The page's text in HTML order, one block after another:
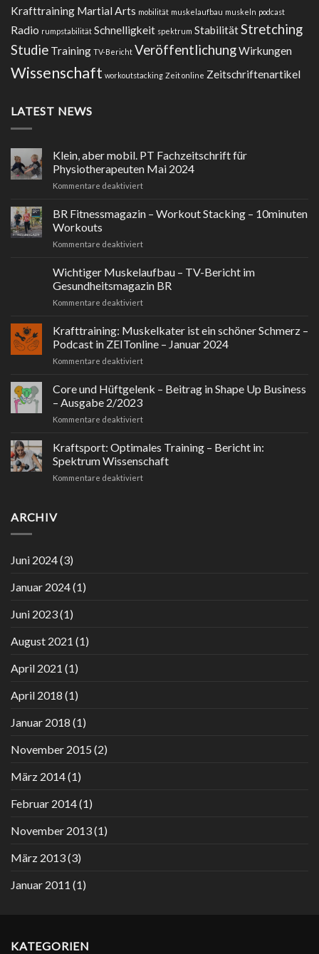
Krafttraining Martial Arts mobilität muskelaufbau muskeln podcast
Radio rumpstabilität Schnelligkeit spektrum StabilitätStretching
Studie Training TV-Bericht VeröffentlichungWirkungen
Wissenschaft workoutstacking Zeit online Zeitschriftenartikel
LATEST NEWS
Klein, aber mobil. PT Fachzeitschrift für
Physiotherapeuten Mai 2024
Kommentare deaktiviertfür
aber
mobil.
Fachzeitschrift
Physiotherapeuten
Mai
BR Fitnessmagazin – Workout Stacking – 10minuten
Workouts
Kommentare deaktiviertfür
Fitnessmagazin
–
Workout
Stacking
10minuten
Workouts
Wichtiger Muskelaufbau – TV-Bericht im
Gesundheitsmagazin BR
Kommentare deaktiviertfür
Muskelaufbau
–
TV-
Bericht
Gesundheitsmagazin
Krafttraining: Muskelkater ist ein schöner Schmerz –
Podcast in ZEITonline – Januar 2024
Kommentare deaktiviertfür
Muskelkater
ist
schöner
–
Podcast
ZEITonline
Core und Hüftgelenk – Beitrag in Shape Up Business
– Ausgabe 2/2023
Kommentare deaktiviertfür
und
Hüftgelenk
–
Beitrag
Kraftsport: Optimales Training – Bericht in:
Spektrum Wissenschaft
Kommentare deaktiviertfür
ARCHIV
Juni 2024(3)
Januar 2024(1)
Juni 2023(1)
August 2021 (1)
April 2021 (1)
April 2018 (1)
Januar 2018 (1)
November 2015 (2)
März 2014(1)
Februar 2014(1)
November 2013(1)
März 2013(3)
Januar 2011 (1)
KATEGORIEN